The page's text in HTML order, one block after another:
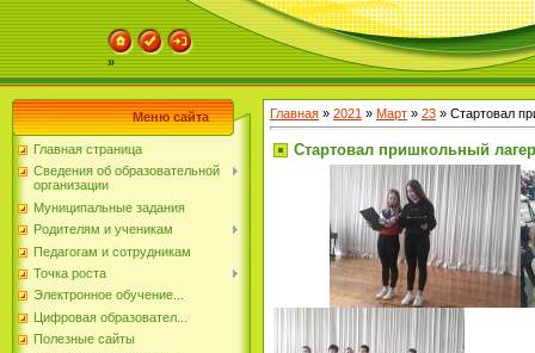
»
Меню сайта
Главная страница
Сведения об образовательной
организации
Муниципальные задания
Родителям и ученикам
Педагогам и сотрудникам
Точка роста
Электронное обучение...
Цифровая образовател...
Полезные сайты
Главная » 2021 » Март » 23 » Стартовал
Стартовал пришкольный